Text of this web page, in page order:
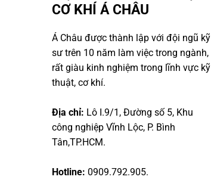
CƠ KHÍ Á CHÂU
Á Châu được thành lập với đội ngũ kỹ
sư trên 10 năm làm việc trong ngành,
rất giàu kinh nghiệm trong lĩnh vực kỹ
thuật, cơ khí.
Địa chỉ: Lô I.9/1, Đường số 5, Khu
công nghiệp Vĩnh Lộc, P. Bình
Tân,TP.HCM.
Hotline: 0909.792.905.